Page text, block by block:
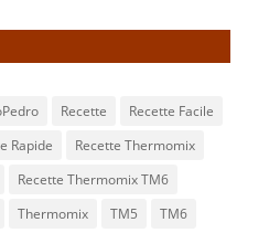
Recette
Recette Facile
Rapide
Recette Thermomix
Recette Thermomix TM6
Thermomix TM5
TM6